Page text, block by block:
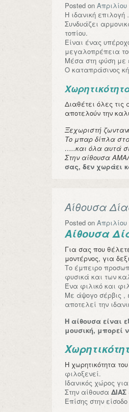
Posted on Απριλίου
Η ιδανική επιλογή
Συνδυάζει
τοπίου.
Είναι ένας
μεγαλοπρέπεια
Μέσα στη φύση με
Ο καταπράσινος
Διαθέτει όλες
αποτελούν την
Ξεχωριστή
Το μπαρ δίπλα
…..και όλα αυτά
Στην αίθουσα
σας, δεν χωράει
Αίθουσα
Posted on Απριλίου
Αίθουσα
Για σας που
μοντέρνος, για
Το έμπειρο
φυσικά και των
Ένα φιλικό και
Με άψογο σέρβις ,
αποτελεί την
Η αίθουσα είναι
μουσική,
Η χωρητικότητα
φιλοξενεί.
Ιδανικός χώρος
Στην αίθουσα ΔΙΑΣ
Επίσης στην